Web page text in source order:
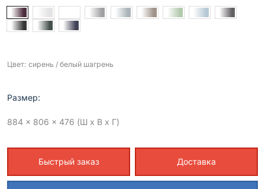
Цвет: сирень / белый шагрень
Размер:
884 x 806 x 476 (Ш x В x Г)
Быстрый заказ Доставка